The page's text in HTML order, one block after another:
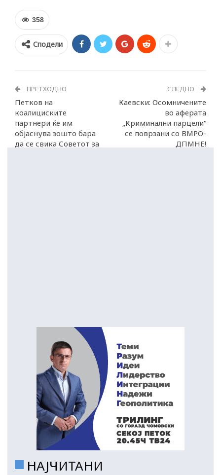
358
Сподели
ПРЕТХОДНО
Петков на
коалициските
партнери ќе им
објаснува зошто бара
да се свика Советот за
СЛЕДНО
Каевски: Осомничените
во аферата
„Криминални парцели“
се поврзани со ВМРО-
ДПМНЕ!
НАЈЧИТАНИ